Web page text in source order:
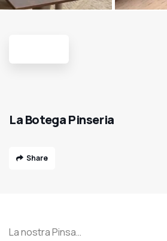
La Botega Pinseria
Share
La nostra Pinsa…